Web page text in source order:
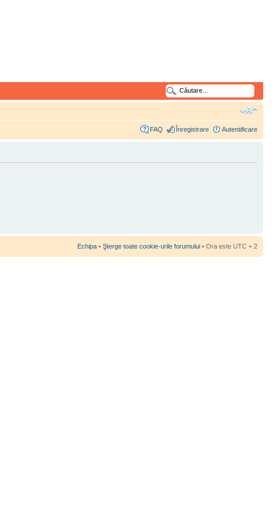
FAQ Înregistrare Autentificare
Echipa • Şterge toate cookie-urile forumului • Ora este UTC + 2